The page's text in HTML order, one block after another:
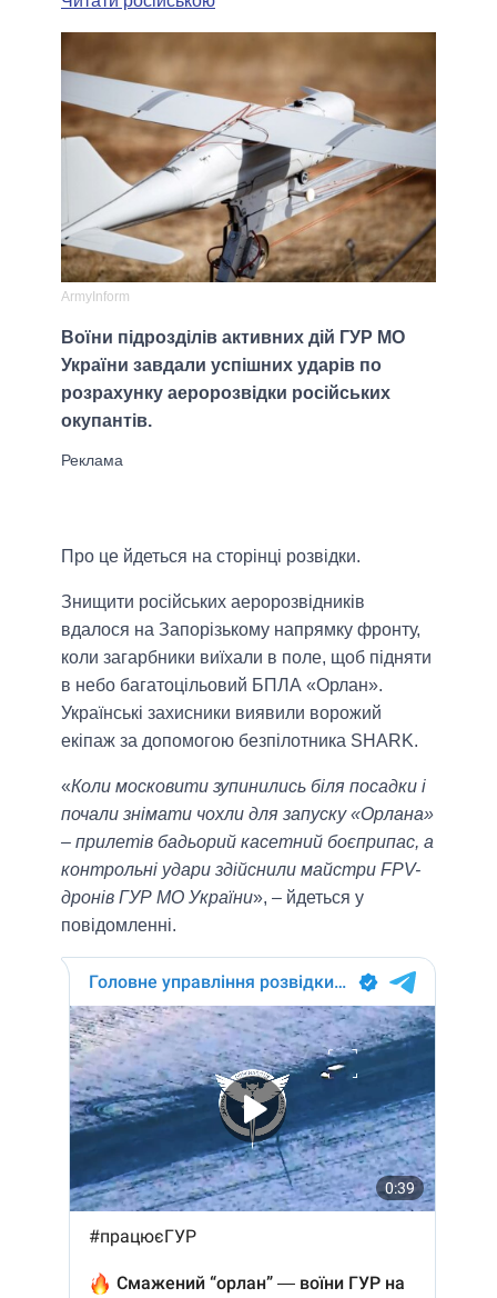
ArmyInform
Воїни підрозділів активних дій ГУР МО
України завдали успішних ударів по
розрахунку аеророзвідки російських
окупантів.
Про це йдеться на сторінці розвідки.
Знищити російських аеророзвідників
вдалося на Запорізькому напрямку фронту,
коли загарбники виїхали в поле, щоб підняти
в небо багатоцільовий БПЛА «Орлан».
Українські захисники виявили ворожий
екіпаж за допомогою безпілотника SHARK.
«Коли московити зупинились біля посадки і
почали знімати чохли для запуску «Орлана»
– прилетів бадьорий касетний боєприпас, а
контрольні удари здійснили майстри FPV-
дронів ГУР МО України», – йдеться у
повідомленні.